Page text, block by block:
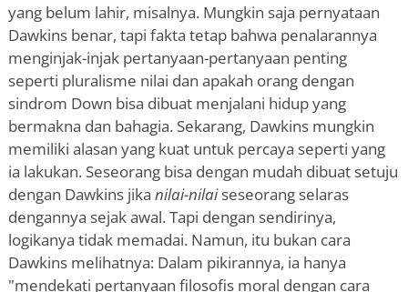
yang belum lahir, misalnya. Mungkin saja pernyataan
Dawkins benar, tapi fakta tetap bahwa penalarannya
menginjak-injak pertanyaan-pertanyaan penting
seperti pluralisme nilai dan apakah orang dengan
sindrom Down bisa dibuat menjalani hidup yang
bermakna dan bahagia. Sekarang, Dawkins mungkin
memiliki alasan yang kuat untuk percaya seperti yang
ia lakukan. Seseorang bisa dengan mudah dibuat setuju
dengan Dawkins jika nilai-nilaiseseorang selaras
dengannya sejak awal. Tapi dengan sendirinya,
logikanya tidak memadai. Namun, itu bukan cara
Dawkins melihatnya: Dalam pikirannya, ia hanya
"mendekati pertanyaan filosofis moral dengan cara